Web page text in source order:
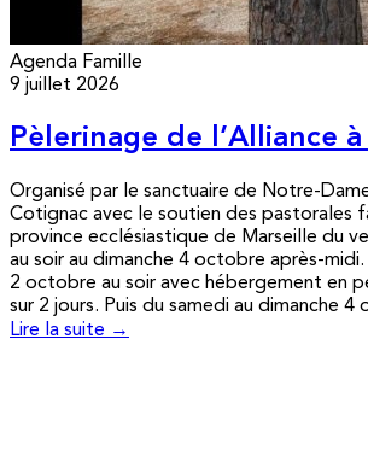
Agenda Famille
9 juillet 2026
Pèlerinage de l’Alliance
Organisé par le sanctuaire de Notre-
Cotignac avec le soutien des pastorales
province ecclésiastique de Marseille du
au soir au dimanche 4 octobre après-
2 octobre au soir avec hébergement en
sur 2 jours. Puis du samedi au dimanche 4
Lire la suite →